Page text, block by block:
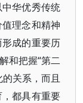
华优秀传统
理念和精神
成的重要历
和把握“第二
关系，而且
都具有重要